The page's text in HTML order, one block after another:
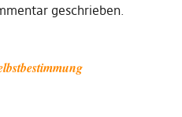
geschrieben.